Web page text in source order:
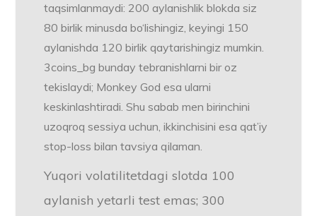
taqsimlanmaydi: 200 aylanishlik blokda siz
80 birlik minusda bo‘lishingiz, keyingi 150
aylanishda 120 birlik qaytarishingiz mumkin.
3coins_bg bunday tebranishlarni bir oz
tekislaydi; Monkey God esa ularni
keskinlashtiradi. Shu sabab men birinchini
uzoqroq sessiya uchun, ikkinchisini esa qat’iy
stop-loss bilan tavsiya qilaman.
Yuqori volatilitetdagi slotda 100
aylanish yetarli test emas; 300